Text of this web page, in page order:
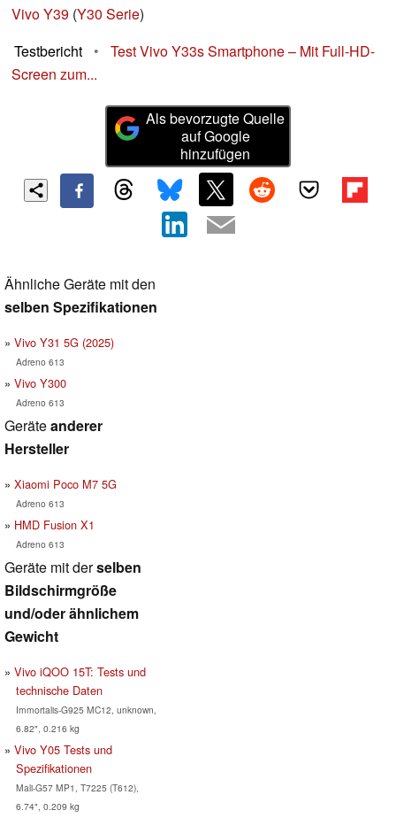
Vivo Y39 (Y30 Serie)
Testbericht
•
Test Vivo Y33s Smartphone – Mit Full-HD-
Screen zum...
Als bevorzugte Quelle
auf Google
hinzufügen
Ähnliche Geräte mit den
selben Spezifikationen
Vivo Y31 5G (2025)
Adreno 613
Vivo Y300
Adreno 613
Geräteanderer
Hersteller
Xiaomi Poco M7 5G
Adreno 613
HMD Fusion X1
Adreno 613
Geräte mit derselben
Bildschirmgröße
und/oder ähnlichem
Gewicht
Vivo iQOO 15T: Tests und
technische Daten
Immortalis-G925 MC12, unknown,
6.82", 0.216 kg
Vivo Y05 Tests und
Spezifikationen
Mali-G57 MP1, T7225 (T612),
6.74", 0.209 kg